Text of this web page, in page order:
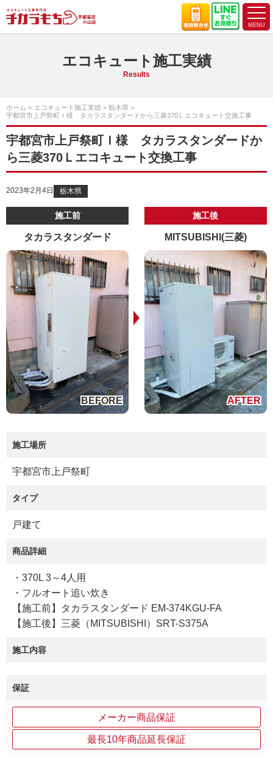
エコキュート施工実績
Results
ホーム エコキュート施工実績
栃木県
宇都宮市上戸祭町Ｉ様 タカラスタンダードから三菱370Ｌエコキュート交換工事
宇都宮市上戸祭町Ｉ様 タカラスタンダードか
ら三菱370Ｌエコキュート交換工事
2023年2月4日 栃木県
施工前
タカラスタンダード
施工後
MITSUBISHI(三菱)
施工場所
宇都宮市上戸祭町
タイプ
戸建て
商品詳細
・370L 3～4人用
・フルオート追い炊き
【施工前】タカラスタンダード EM-374KGU-FA
【施工後】三菱（MITSUBISHI）SRT-S375A
施工内容
保証
メーカー商品保証
最長10年商品延長保証